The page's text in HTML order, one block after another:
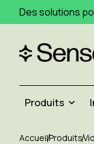
Des solutions
Produits
AccueilProduits